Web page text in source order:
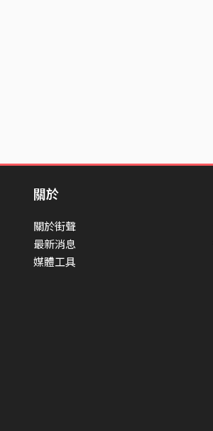
關於
關於街聲
最新消息
媒體工具